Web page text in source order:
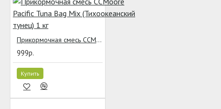
Прикормочная смесь CCMoore Pacific Tuna Bag Mix (Тихоокеанский тунец) 1 кг
999р.
Купить